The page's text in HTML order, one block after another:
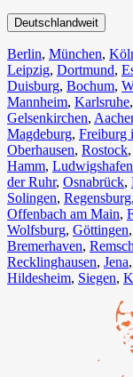
Deutschlandweit
Berlin⁠, München,
Leipzig, Dortmund,
Duisburg⁠, Bochum,
Mannheim, Karlsruhe,
Gelsenkirchen⁠,
Magdeburg, Freiburg
Oberhausen⁠, Rostock⁠,
Hamm,
der Ruhr, Osnabrück⁠,
Solingen, Regensburg,
Offenbach am Main,
Wolfsburg⁠, Göttingen,
Bremerhaven⁠,
Recklinghausen, Jena⁠,
Hildesheim⁠, Siegen⁠,